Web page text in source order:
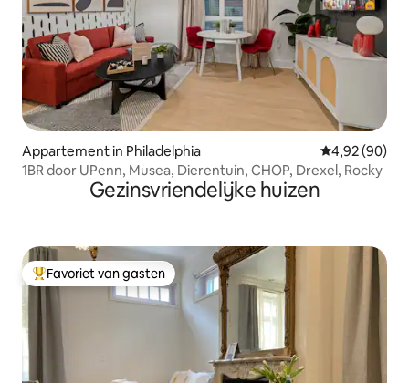
Appartement in Philadelphia Gemiddelde
4,92 (90)
1BR door UPenn, Musea, Dierentuin, CHOP, Drexel, Rocky
Gezinsvriendelijke huizen
Topfavoriet van gasten
Favoriet van gasten